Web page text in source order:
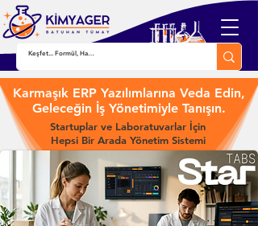
Karmaşık ERP Yazılımlarına Veda Edin,
Geleceğin İş Yönetimiyle Tanışın.
Startuplar ve Laboratuvarlar İçin
Hepsi Bir Arada Yönetim Sistemi